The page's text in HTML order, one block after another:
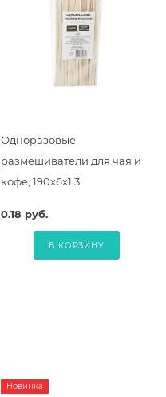
Одноразовые
размешиватели для чая и
кофе, 190х6х1,3
0.18 руб.
В КОРЗИНУ
Новинка